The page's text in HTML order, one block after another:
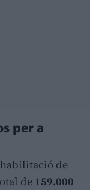
per a
de
de 159.000